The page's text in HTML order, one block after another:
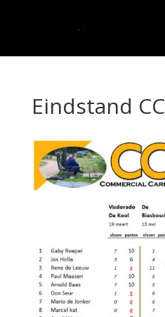
Eindstand